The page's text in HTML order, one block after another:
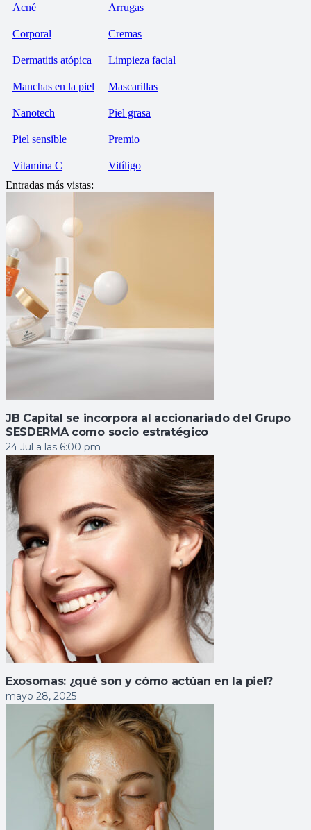
Acné Arrugas
Corporal Cremas
Dermatitis atópica Limpieza facial
Manchas en la piel Mascarillas
Nanotech Piel grasa
Piel sensible Premio
Vitamina C
Vitíligo
Entradas más vistas:
JB Capital se incorpora al accionariado del Grupo
SESDERMA como socio estratégico
24 Jul a las 6:00 pm
Exosomas: ¿qué son y cómo actúan en la piel?
mayo 28, 2025